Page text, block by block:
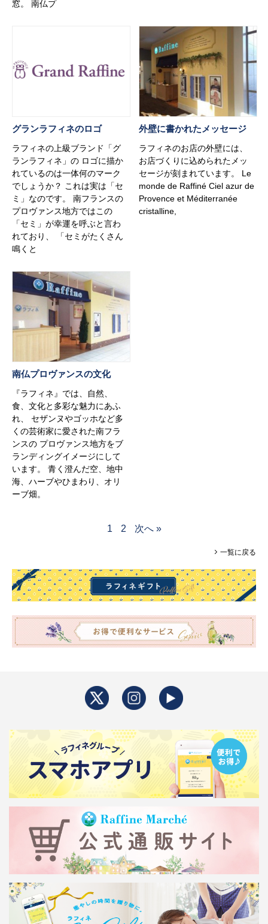
窓。 南仏プ
グランラフィネのロゴ
ラフィネの上級ブランド「グ
ランラフィネ」の ロゴに描か
れているのは一体何のマーク
でしょうか？ これは実は「セ
ミ」なのです。 南フランスの
プロヴァンス地方ではこの
「セミ」が幸運を呼ぶと言わ
れており、 「セミがたくさん
鳴くと
外壁に書かれたメッセージ
ラフィネのお店の外壁には、
お店づくりに込められたメッ
セージが刻まれています。 Le
monde de Raffiné Ciel azur de
Provence et Méditerranée
cristalline,
南仏プロヴァンスの文化
『ラフィネ』では、自然、
食、文化と多彩な魅力にあふ
れ、 セザンヌやゴッホなど多
くの芸術家に愛された南フラ
ンスの プロヴァンス地方をブ
ランディングイメージにして
います。 青く澄んだ空、地中
海、ハーブやひまわり、オリ
ーブ畑。
1 2 次へ »
一覧に戻る